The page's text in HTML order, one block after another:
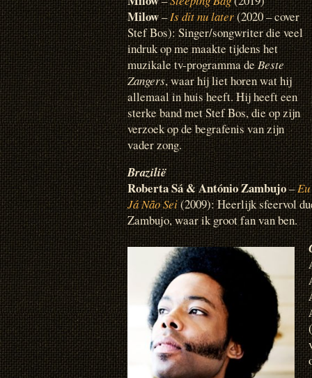
Milow–Is dit nu later(2020 – cover
Stef Bos): Singer/songwriter die veel
indruk op me maakte tijdens het
muzikale tv-programma deBeste
Zangers, waar hij liet horen wat hij
allemaal in huis heeft. Hij heeft een
sterke band met Stef Bos, die op zijn
verzoek op de begrafenis van zijn
vader zong.
Brazilië
Roberta Sá & António Zambujo–Eu
Já Não Sei(2009): Heerlijk sfeervol
Zambujo, waar ik groot fan van ben.